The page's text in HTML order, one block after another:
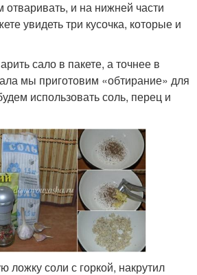
и на нижней части
увидеть три кусочка, которые и
сало в пакете, а точнее в
мы приготовим «обтирание» для
использовать соль, перец и
ложку соли с горкой, накрутил